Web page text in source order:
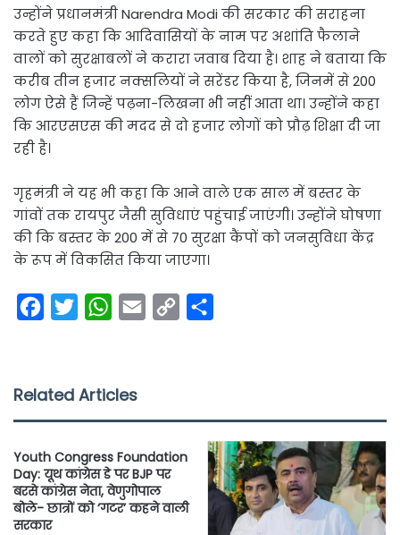
उन्होंने प्रधानमंत्री Narendra Modi की सरकार की सराहना
करते हुए कहा कि आदिवासियों के नाम पर अशांति फैलाने
वालों को सुरक्षाबलों ने करारा जवाब दिया है। शाह ने बताया कि
करीब तीन हजार नक्सलियों ने सरेंडर किया है, जिनमें से 200
लोग ऐसे हैं जिन्हें पढ़ना-लिखना भी नहीं आता था। उन्होंने कहा
कि आरएसएस की मदद से दो हजार लोगों को प्रौढ़ शिक्षा दी जा
रही है।
गृहमंत्री ने यह भी कहा कि आने वाले एक साल में बस्तर के
गांवों तक रायपुर जैसी सुविधाएं पहुंचाई जाएंगी। उन्होंने घोषणा
की कि बस्तर के 200 में से 70 सुरक्षा कैंपों को जनसुविधा केंद्र
के रूप में विकसित किया जाएगा।
e
o
k
t
r
W
t
p
p
n
Related Articles
Youth Congress Foundation
Day: यूथ कांग्रेस डे पर BJP पर
बरसे कांग्रेस नेता, वेणुगोपाल
बोले- छात्रों को ‘गटर’ कहने वाली
सरकार